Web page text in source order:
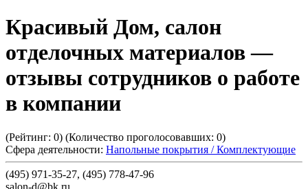
Красивый Дом, салон
отделочных материалов—
отзывы сотрудников о работе
в компании
(Рейтинг: 0) (Количество проголосовавших: 0)
Сфера деятельности: Напольные покрытия / Комплектующие
(495) 971-35-27, (495) 778-47-96
salon-d@bk.ru